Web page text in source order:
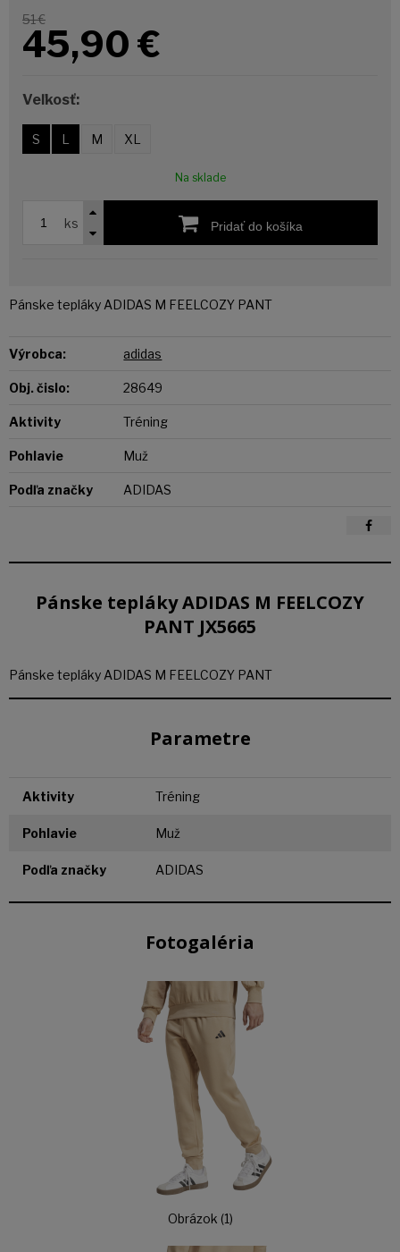
51 €
45,90 €
Veľkosť:
S L M XL
Na sklade
ks Pridať do košíka
Pánske tepláky ADIDAS M FEELCOZY PANT
Výrobca: adidas
Obj. čislo: 28649
Aktivity Tréning
Pohlavie Muž
Podľa značky ADIDAS
Pánske tepláky ADIDAS M FEELCOZY
PANT JX5665
Pánske tepláky ADIDAS M FEELCOZY PANT
Parametre
Aktivity Tréning
Pohlavie Muž
Podľa značky ADIDAS
Fotogaléria
Obrázok (1)